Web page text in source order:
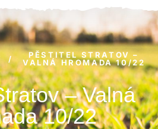
/
PĚSTITEL STRATOV –
VALNÁ HROMADA 10/22
– Valná
10/22